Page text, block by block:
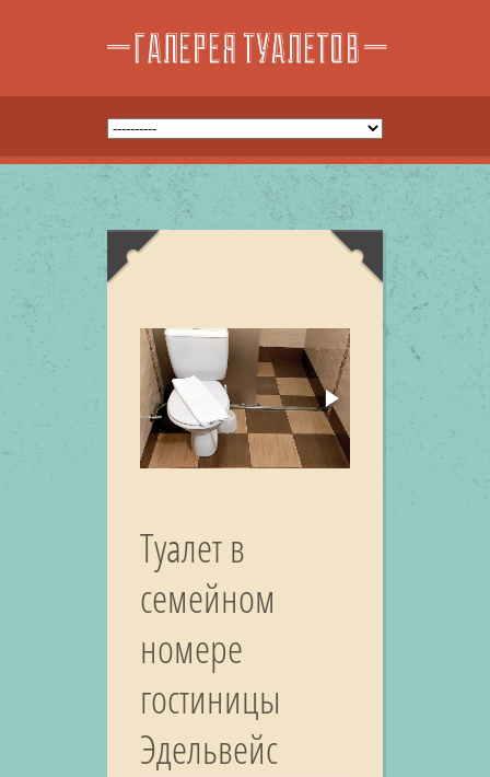
Туалет в
семейном
номере
гостиницы
Эдельвейс